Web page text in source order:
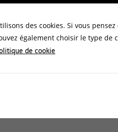
des cookies. Si vous
également choisir le type de
de cookie